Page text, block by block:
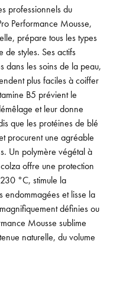
professionnels du
Performance Mousse,
prépare tous les types
de styles. Ses actifs
dans les soins de la peau,
plus faciles à coiffer
B5 prévient le
et leur donne
que les protéines de blé
procurent une agréable
Un polymère végétal à
offre une protection
°C, stimule la
endommagées et lisse la
définies ou
Mousse sublime
naturelle, du volume